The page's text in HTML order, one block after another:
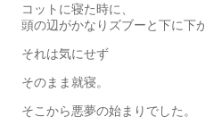
コットに寝た時に、
頭の辺がかなりズブーと下に下
それは気にせず
そのまま就寝。
そこから悪夢の始まりでした。